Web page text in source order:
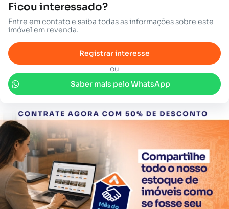
Ficou interessado?
Entre em contato e saiba todas as informações sobre este
imóvel em revenda.
Registrar interesse
ou
Saber mais pelo WhatsApp